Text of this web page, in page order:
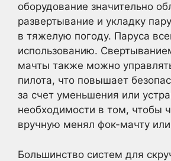
оборудование значительно
развертывание и укладку
в тяжелую погоду. Паруса
использованию.
мачты также можно
пилота, что повышает
за счет уменьшения или
необходимости в том, чтобы
вручную менял фок-мачту
Большинство систем для